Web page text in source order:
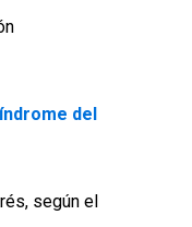
del
según el